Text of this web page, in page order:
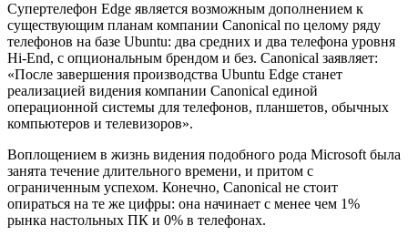
Супертелефон Edge является возможным дополнением к
существующим планам компании Canonical по целому ряду
телефонов на базе Ubuntu: два средних и два телефона уровня
Hi-End, с опциональным брендом и без. Canonical заявляет:
«После завершения производства Ubuntu Edge станет
реализацией видения компании Canonical единой
операционной системы для телефонов, планшетов, обычных
компьютеров и телевизоров».
Воплощением в жизнь видения подобного рода Microsoft была
занята течение длительного времени, и притом с
ограниченным успехом. Конечно, Canonical не стоит
опираться на те же цифры: она начинает с менее чем 1%
рынка настольных ПК и 0% в телефонах.